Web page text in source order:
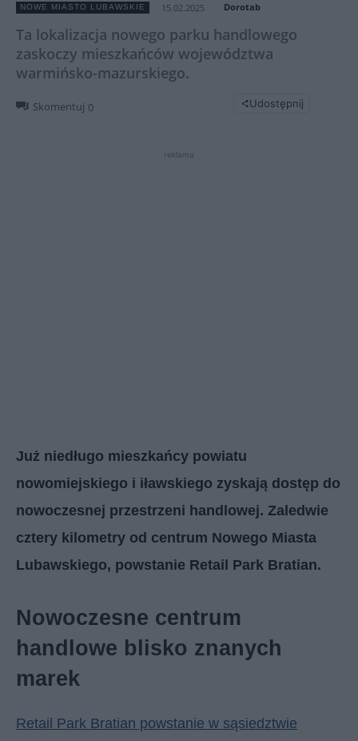
NOWE MIASTO LUBAWSKIE 15.02.2025 Dorotab
Ta lokalizacja nowego parku handlowego
zaskoczy mieszkańców województwa
warmińsko-mazurskiego.
Skomentuj 0 Udostępnij
reklama
Już niedługo mieszkańcy powiatu
nowomiejskiego i iławskiego zyskają dostęp do
nowoczesnej przestrzeni handlowej. Zaledwie
cztery kilometry od centrum Nowego Miasta
Lubawskiego, powstanie Retail Park Bratian.
Nowoczesne centrum
handlowe blisko znanych
marek
Retail Park Bratian powstanie w sąsiedztwie